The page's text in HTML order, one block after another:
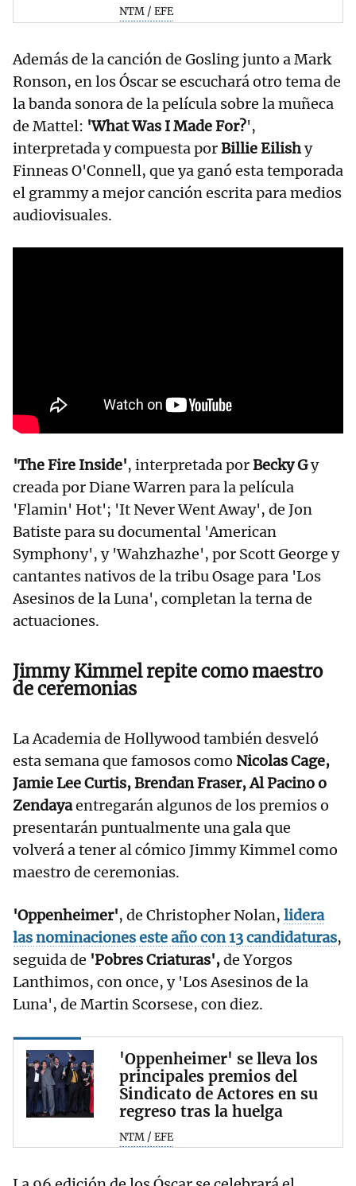
NTM / EFE
Además de la canción de Gosling junto a Mark
Ronson, en los Óscar se escuchará otro tema de
la banda sonora de la película sobre la muñeca
de Mattel: 'What Was I Made For?',
interpretada y compuesta porBillie Eilishy
Finneas O'Connell, que ya ganó esta temporada
el grammy a mejor canción escrita para medios
audiovisuales.
'The Fire Inside', interpretada porBecky Gy
creada por Diane Warren para la película
'Flamin' Hot'; 'It Never Went Away', de Jon
Batiste para su documental 'American
Symphony', y 'Wahzhazhe', por Scott George y
cantantes nativos de la tribu Osage para 'Los
Asesinos de la Luna', completan la terna de
actuaciones.
Jimmy Kimmel repite como maestro
de ceremonias
La Academia de Hollywood también desveló
esta semana que famosos como Nicolas Cage,
Jamie Lee Curtis, Brendan Fraser, Al Pacino o
Zendayaentregarán algunos de los premios o
presentarán puntualmente una gala que
volverá a tener al cómico Jimmy Kimmel como
maestro de ceremonias.
'Oppenheimer', de Christopher Nolan, lidera
las nominaciones este año con 13 candidaturas,
seguida de 'Pobres Criaturas',de Yorgos
Lanthimos, con once, y 'Los Asesinos de la
Luna', de Martin Scorsese, con diez.
'Oppenheimer' se lleva los
principales premios del
Sindicato de Actores en su
regreso tras la huelga
NTM / EFE